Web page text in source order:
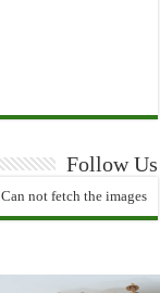
Follow Us
Can not fetch the images!